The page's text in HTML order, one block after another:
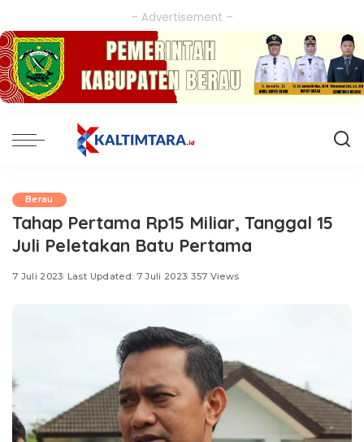
– Advertisement –
Berau
Tahap Pertama Rp15 Miliar, Tanggal 15
Juli Peletakan Batu Pertama
7 Juli 2023 Last Updated: 7 Juli 2023 357 Views